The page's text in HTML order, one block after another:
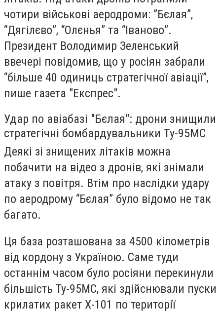
чотири військові аеродроми: ”Бєлая”,
“Дягілєво”, “Олєнья” та “Іваново”.
Президент Володимир Зеленський
ввечері повідомив, що у росіян забрали
“більше 40 одиниць стратегічної авіації”,
пише газета "Експрес".
Удар по авіабазі "Бєлая": дрони знищили
стратегічні бомбардувальники Ту-95МС
Деякі зі знищених літаків можна
побачити на відео з дронів, які знімали
атаку з повітря. Втім про наслідки удару
по аеродрому “Бєлая” було відомо не так
багато.
Ця база розташована за 4500 кілометрів
від кордону з Україною. Саме туди
останнім часом було росіяни перекинули
більшість Ту-95МС, які здійснювали пуски
крилатих ракет Х-101 по території